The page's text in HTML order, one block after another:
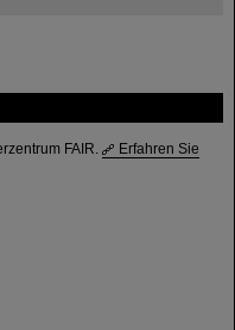
FAIR.
Erfahren Sie